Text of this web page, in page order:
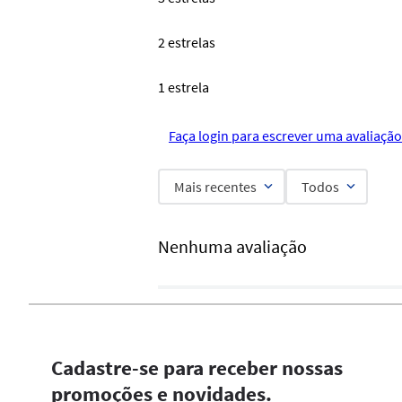
2 estrelas
1 estrela
Faça login para escrever uma
Mais recentes Todos
Nenhuma avaliação
Cadastre-se para receber nossas
promoções e novidades.